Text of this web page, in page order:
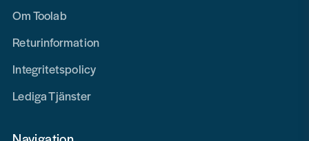
Om Toolab
Returinformation
Integritetspolicy
Lediga Tjänster